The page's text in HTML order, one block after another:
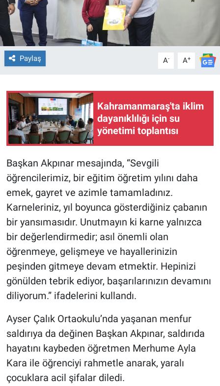
Paylaş A- A+
Kahramanmaraş'ta iklim
dayanıklılığı için su
yönetimi toplantısı
Başkan Akpınar mesajında, “Sevgili
öğrencilerimiz, bir eğitim öğretim yılını daha
emek, gayret ve azimle tamamladınız.
Karneleriniz, yıl boyunca gösterdiğiniz çabanın
bir yansımasıdır. Unutmayın ki karne yalnızca
bir değerlendirmedir; asıl önemli olan
öğrenmeye, gelişmeye ve hayallerinizin
peşinden gitmeye devam etmektir. Hepinizi
gönülden tebrik ediyor, başarılarınızın devamını
diliyorum.” ifadelerini kullandı.
Ayser Çalık Ortaokulu’nda yaşanan menfur
saldırıya da değinen Başkan Akpınar, saldırıda
hayatını kaybeden öğretmen Merhume Ayla
Kara ile öğrenciyi rahmetle anarak, yaralı
çocuklara acil şifalar diledi.
Bilim, Teknoloji
ASAYİŞ
HABERDE İNSAN
EĞİTİM
BİLİM VE TEKNOLOJİ
Güvenlik
Bölge